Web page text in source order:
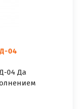
04
04 Да